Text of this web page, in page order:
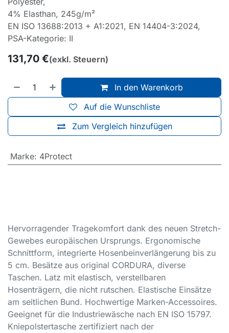
4% Elasthan, 245g/m²
EN ISO 13688:2013 + A1:2021, EN 14404-3:2024,
PSA-Kategorie: II
131,70 €(exkl. Steuern)
In den Warenkorb
Zum Vergleich hinzufügen
Auf die Wunschliste
Marke: 4Protect
Hervorragender Tragekomfort dank des neuen Stretch-
Gewebes europäischen Ursprungs. Ergonomische
Schnittform, integrierte Hosenbeinverlängerung bis zu
5 cm. Besätze aus original CORDURA, diverse
Taschen. Latz mit elastisch, verstellbaren
Hosenträgern, die nicht rutschen. Elastische Einsätze
am seitlichen Bund. Hochwertige Marken-Accessoires.
Geeignet für die Industriewäsche nach EN ISO 15797.
Kniepolstertasche zertifiziert nach der